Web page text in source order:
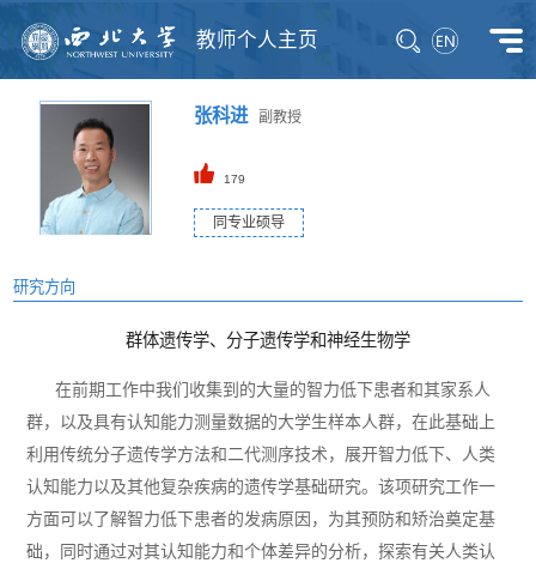
教师个人主页
张科进副教授
179
同专业硕导
研究方向
群体遗传学、分子遗传学和神经生物学
在前期工作中我们收集到的大量的智力低下患者和其家系人
群，以及具有认知能力测量数据的大学生样本人群，在此基础上
利用传统分子遗传学方法和二代测序技术，展开智力低下、人类
认知能力以及其他复杂疾病的遗传学基础研究。该项研究工作一
方面可以了解智力低下患者的发病原因，为其预防和矫治奠定基
础，同时通过对其认知能力和个体差异的分析，探索有关人类认